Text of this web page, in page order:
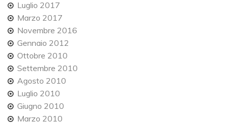
Luglio 2017
Marzo 2017
Novembre 2016
Gennaio 2012
Ottobre 2010
Settembre 2010
Agosto 2010
Luglio 2010
Giugno 2010
Marzo 2010